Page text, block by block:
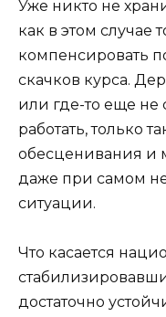
Уже никто не
как в этом случае
компенсировать
скачков курса.
или где-то еще не
работать, только
обесценивания и
даже при самом
ситуации.
Что касается
достаточно